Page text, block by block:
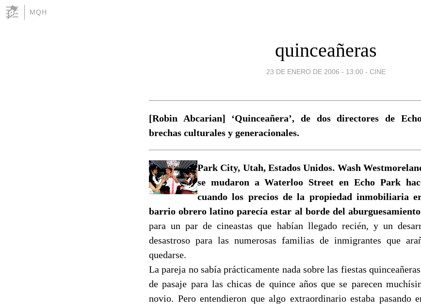
MQH
quinceañeras
23 DE ENERO DE 2006 - 13:00 - CINE
[Robin Abcarian] ‘Quinceañera’, de dos directores de
brechas culturales y generacionales.
Park City, Utah, Estados Unidos. Wash
se mudaron a Waterloo Street en Echo Park
cuando los precios de la propiedad inmobiliaria
barrio obrero latino parecía estar al borde del aburguesamiento
para un par de cineastas que habían llegado recién, y un
desastroso para las numerosas familias de inmigrantes que
quedarse.
La pareja no sabía prácticamente nada sobre las fiestas
de pasaje para las chicas de quince años que se parecen
novio. Pero entendieron que algo extraordinario estaba pasando